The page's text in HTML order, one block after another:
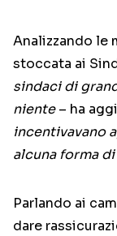
Analizzando le
stoccata ai
sindaci di
niente– ha
incentivavano
alcuna forma
Parlando ai
dare